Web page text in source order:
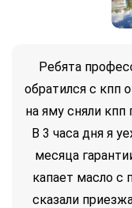
Ребята
обратился с кпп
на яму сняли
В 3 часа дня я
месяца
капает масло с
сказали